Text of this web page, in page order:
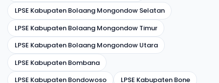
LPSE Kabupaten Bolaang Mongondow Selatan
LPSE Kabupaten Bolaang Mongondow Timur
LPSE Kabupaten Bolaang Mongondow Utara
LPSE Kabupaten Bombana
LPSE Kabupaten Bondowoso
LPSE Kabupaten Bone